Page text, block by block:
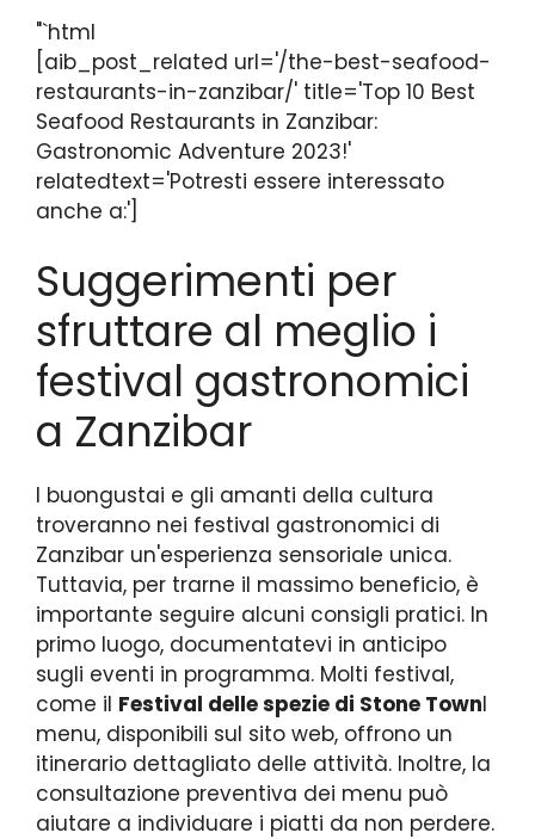
"`html
[aib_post_related url='/the-best-seafood-
restaurants-in-zanzibar/' title='Top 10 Best
Seafood Restaurants in Zanzibar:
Gastronomic Adventure 2023!'
relatedtext='Potresti essere interessato
anche a:']
Suggerimenti per
sfruttare al meglio i
festival gastronomici
a Zanzibar
I buongustai e gli amanti della cultura
troveranno nei festival gastronomici di
Zanzibar un'esperienza sensoriale unica.
Tuttavia, per trarne il massimo beneficio, è
importante seguire alcuni consigli pratici. In
primo luogo, documentatevi in anticipo
sugli eventi in programma. Molti festival,
come il Festival delle spezie di Stone TownI
menu, disponibili sul sito web, offrono un
itinerario dettagliato delle attività. Inoltre, la
consultazione preventiva dei menu può
aiutare a individuare i piatti da non perdere.